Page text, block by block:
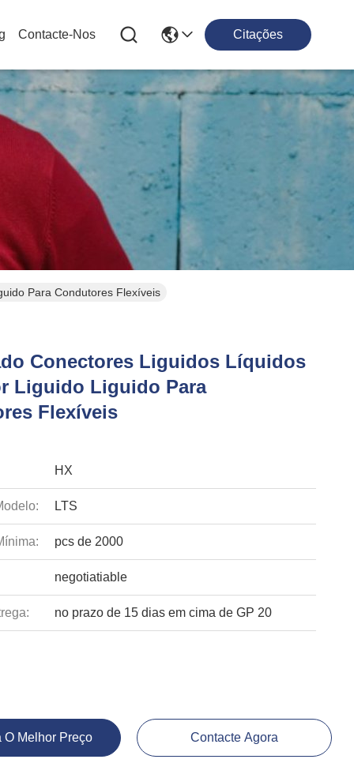
Contacte-Nos Citações
Para Condutores Flexíveis
Conectores Liguidos Líquidos
Liguido Liguido Para
Flexíveis
HX
LTS
pcs de 2000
negotiatiable
no prazo de 15 dias em cima de GP 20
O Melhor Preço Contacte Agora